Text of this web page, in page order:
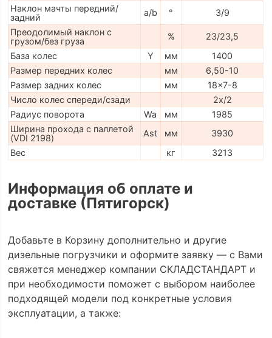
Наклон мачты передний/
задний
a/b °
3/9
Преодолимый наклон с
грузом/без груза
%
23/23,5
База колес
Y мм
1400
Размер передних колес
мм
6,50-10
Размер задних колес
мм
18x7-8
Число колес спереди/сзади
2x/2
Радиус поворота
Wa мм
1985
Ширина прохода с паллетой
(VDI 2198)
Ast мм
3930
Вес
кг 3213
Информация об оплате и
доставке (Пятигорск)
Добавьте в Корзину дополнительно и другие
дизельные погрузчики и оформите заявку — с Вами
свяжется менеджер компании СКЛАДСТАНДАРТ и
при необходимости поможет с выбором наиболее
подходящей модели под конкретные условия
эксплуатации, а также: